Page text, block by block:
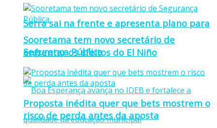
Serra sai na frente e apresenta plano para
enfrentar os efeitos do El Niño
Sooretama tem novo secretário de
Segurança Pública
Proposta inédita quer que bets mostrem o
risco de perda antes da aposta